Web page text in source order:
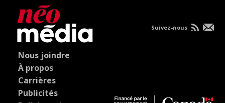
Nous joindre
À propos
Carrières
Publicités
Suivez-nous